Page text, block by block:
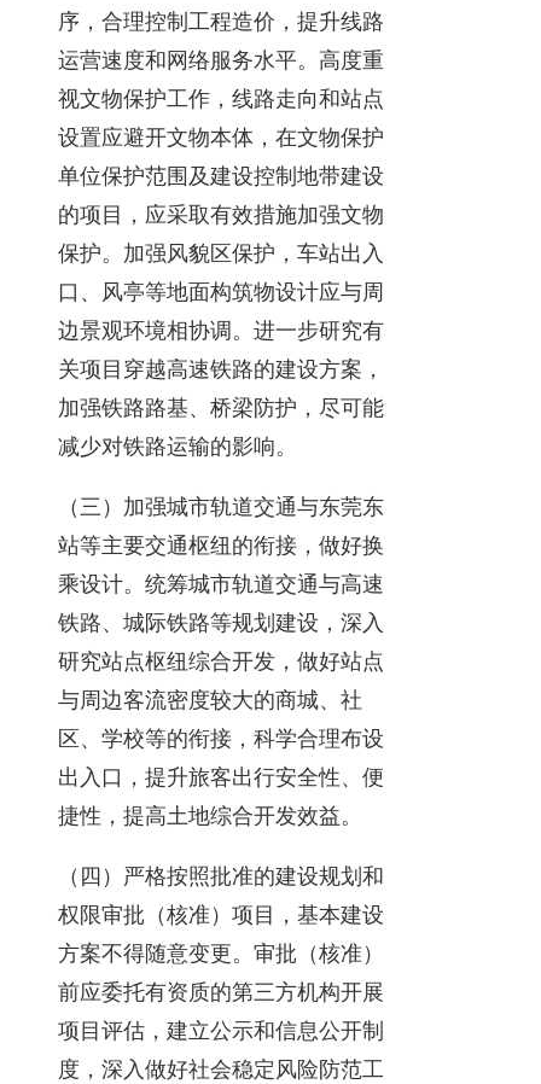
序，合理控制工程造价，提升线路
运营速度和网络服务水平。高度重
视文物保护工作，线路走向和站点
设置应避开文物本体，在文物保护
单位保护范围及建设控制地带建设
的项目，应采取有效措施加强文物
保护。加强风貌区保护，车站出入
口、风亭等地面构筑物设计应与周
边景观环境相协调。进一步研究有
关项目穿越高速铁路的建设方案，
加强铁路路基、桥梁防护，尽可能
减少对铁路运输的影响。
（三）加强城市轨道交通与东莞东
站等主要交通枢纽的衔接，做好换
乘设计。统筹城市轨道交通与高速
铁路、城际铁路等规划建设，深入
研究站点枢纽综合开发，做好站点
与周边客流密度较大的商城、社
区、学校等的衔接，科学合理布设
出入口，提升旅客出行安全性、便
捷性，提高土地综合开发效益。
（四）严格按照批准的建设规划和
权限审批（核准）项目，基本建设
方案不得随意变更。审批（核准）
前应委托有资质的第三方机构开展
项目评估，建立公示和信息公开制
度，深入做好社会稳定风险防范工